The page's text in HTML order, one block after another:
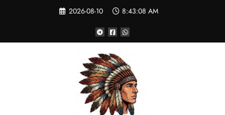
2026-08-10 8:43:08 AM